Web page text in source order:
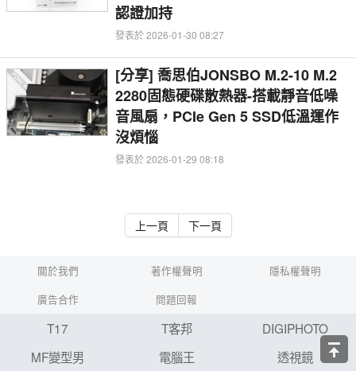
認證加持
發表於 2026-01-30 08:27
[分享] 喬思伯JONSBO M.2-10 M.2
2280固態硬碟散熱器-搭載靜音低噪
音風扇，PCIe Gen 5 SSD低溫運作
沒煩惱
發表於 2026-01-29 08:18
上一頁 下一頁
關於我們 著作權聲明
隱私權聲明
廣告合作
問題回報
T17 T客邦
DIGIPHOTO
MF變型男
電腦王 透視鏡